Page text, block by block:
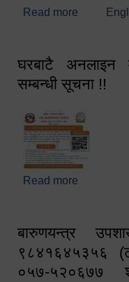
Read more about
घरबाटै अनलाइन
सम्बन्धी सूचना !!
Read more
बारुणयन्त्र
९८४१६४५३५६
०५७-